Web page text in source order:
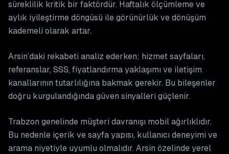
süreklilik kritik bir faktördür. Haftalık ölçümleme ve
aylık iyileştirme döngüsü ile görünürlük ve dönüşüm
kademeli olarak artar.
Arsin’daki rekabeti analiz ederken; hizmet sayfaları,
referanslar, SSS, fiyatlandırma yaklaşımı ve iletişim
kanallarının tutarlılığına bakmak gerekir. Bu bileşenler
doğru kurgulandığında güven sinyalleri güçlenir.
Trabzon genelinde müşteri davranışı mobil ağırlıklıdır.
Bu nedenle içerik ve sayfa yapısı, kullanıcı deneyimi ve
arama niyetiyle uyumlu olmalıdır. Arsin özelinde yerel